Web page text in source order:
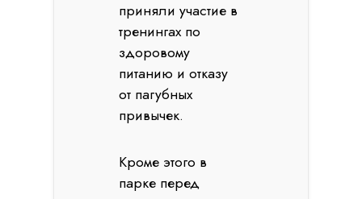
приняли участие в
тренингах по
здоровому
питанию и отказу
от пагубных
привычек.
Кроме этого в
парке перед